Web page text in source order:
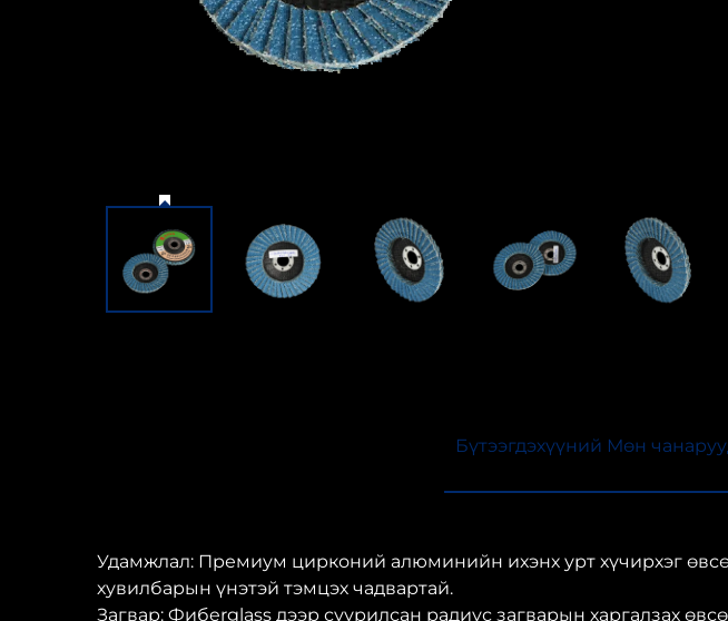
Бүтээгдэхүүний Мөн
Удамжлал: Премиум цирконий алюминийн ихэнх урт хүчирхэг
хувилбарын үнэтэй тэмцэх чадвартай.
Загвар: Фибerglass дээр суурилсан радиус загварын харгалзах